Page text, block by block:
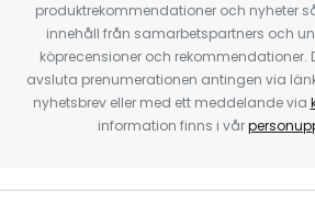
produktrekommendationer och nyheter
innehåll från samarbetspartners och
köprecensioner och rekommendationer.
avsluta prenumerationen antingen via
nyhetsbrev eller med ett meddelande via
information finns i vår